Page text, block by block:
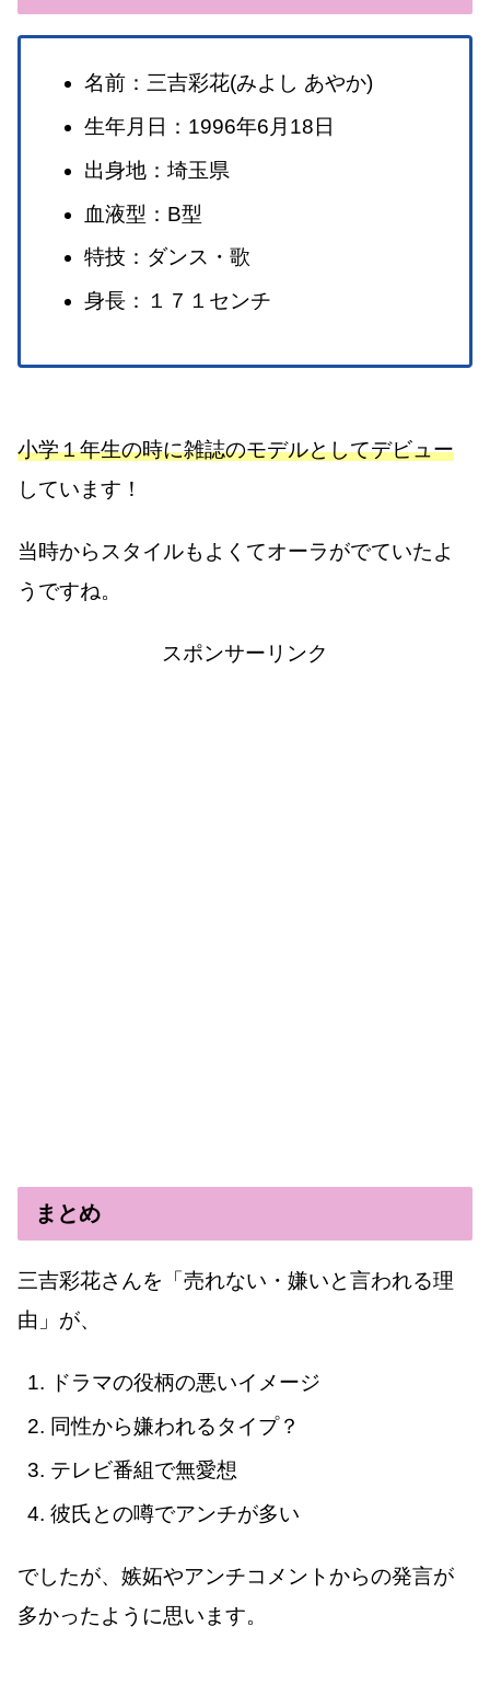
名前：三吉彩花(みよし あやか)
生年月日：1996年6月18日
出身地：埼玉県
血液型：B型
特技：ダンス・歌
身長：１７１センチ
小学１年生の時に雑誌のモデルとしてデビュー
しています！
当時からスタイルもよくてオーラがでていたよ
うですね。
スポンサーリンク
まとめ
三吉彩花さんを「売れない・嫌いと言われる理
由」が、
ドラマの役柄の悪いイメージ
同性から嫌われるタイプ？
テレビ番組で無愛想
彼氏との噂でアンチが多い
でしたが、嫉妬やアンチコメントからの発言が
多かったように思います。